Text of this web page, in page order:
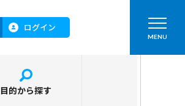
ログイン
MENU
目的から探す